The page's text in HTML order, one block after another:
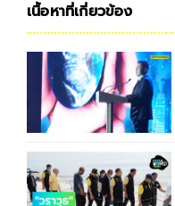
เนื้อหาที่เกี่ยวข้อง